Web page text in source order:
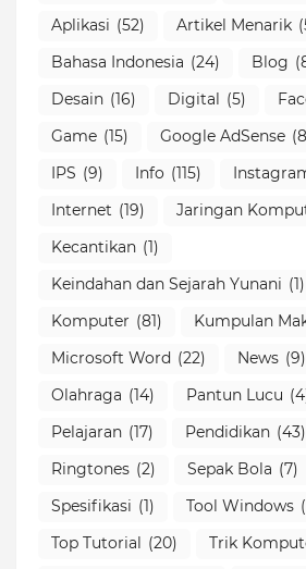
Aplikasi (52) Artikel Menarik
Bahasa Indonesia (24) Blog
Desain (16) Digital (5)
Game (15) Google AdSense
IPS (9) Info (115)
Internet (19) Jaringan
Kecantikan (1)
Keindahan dan Sejarah Yunani (1)
Komputer (81) Kumpulan
Microsoft Word (22) News (9)
Olahraga (14) Pantun Lucu
Pelajaran (17) Pendidikan (43)
Ringtones (2) Sepak Bola (7)
Spesifikasi (1) Tool Windows
Top Tutorial (20) Trik